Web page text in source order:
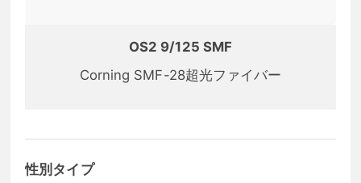
OS2 9/125 SMF
Corning SMF-28超光ファイバー
性別タイプ